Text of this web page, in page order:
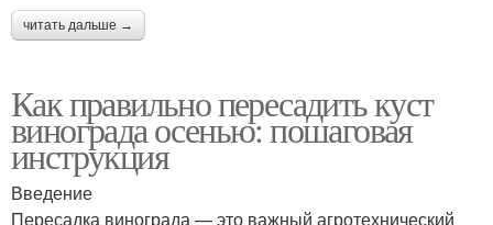
читать дальше →
Как правильно пересадить куст
винограда осенью: пошаговая
инструкция
Введение
Пересадка винограда — это важный агротехнический